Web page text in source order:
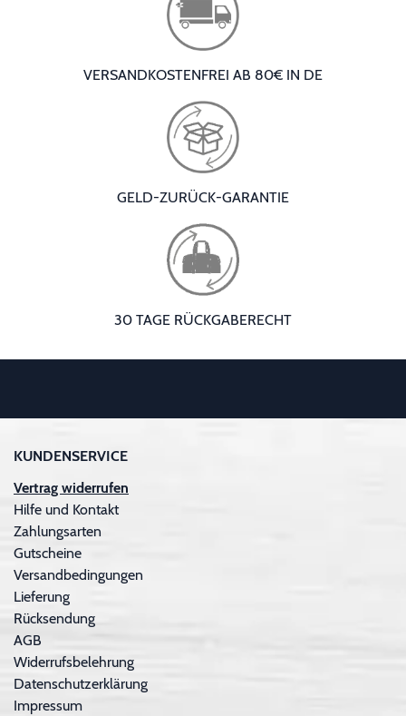
VERSANDKOSTENFREI AB 80€ IN DE
GELD-ZURÜCK-GARANTIE
30 TAGE RÜCKGABERECHT
KUNDENSERVICE
Vertrag widerrufen
Hilfe und Kontakt
Zahlungsarten
Gutscheine
Versandbedingungen
Lieferung
Rücksendung
AGB
Widerrufsbelehrung
Datenschutzerklärung
Impressum